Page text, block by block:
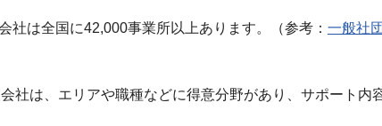
社は全国に42,000事業所以上あります。（参考： 一般社
社は、エリアや職種などに得意分野があり、サポート内